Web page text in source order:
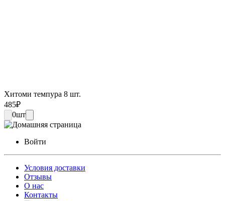
Хитоми темпура 8 шт.
485₽
0шт
Войти
Условия доставки
Отзывы
О нас
Контакты